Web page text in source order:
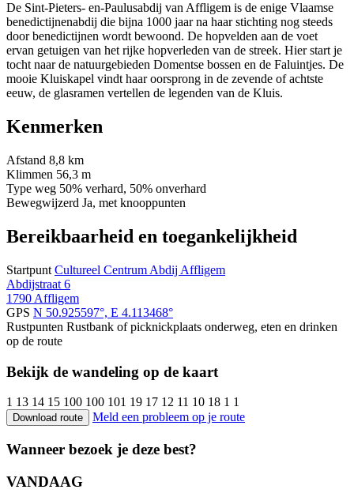
De Sint-Pieters- en-Paulusabdij van Affligem is de enige Vlaamse
benedictijnenabdij die bijna 1000 jaar na haar stichting nog steeds
door benedictijnen wordt bewoond. De hopvelden aan de voet
ervan getuigen van het rijke hopverleden van de streek. Hier start je
tocht naar de natuurgebieden Domentse bossen en de Faluintjes. De
mooie Kluiskapel vindt haar oorsprong in de zevende of achtste
eeuw, de glasramen vertellen de legenden van de Kluis.
Kenmerken
Afstand 8,8 km
Klimmen 56,3 m
Type weg 50% verhard, 50% onverhard
Bewegwijzerd Ja, met knooppunten
Bereikbaarheid en toegankelijkheid
Startpunt Cultureel Centrum Abdij Affligem
Abdijstraat 6
1790 Affligem
GPS N 50.925597°, E 4.113468°
Rustpunten Rustbank of picknickplaats onderweg, eten en drinken
op de route
Bekijk de wandeling op de kaart
1 13 14 15 100 100 101 19 17 12 11 10 18 1 1
Download route Meld een probleem op je route
Wanneer bezoek je deze best?
VANDAAG